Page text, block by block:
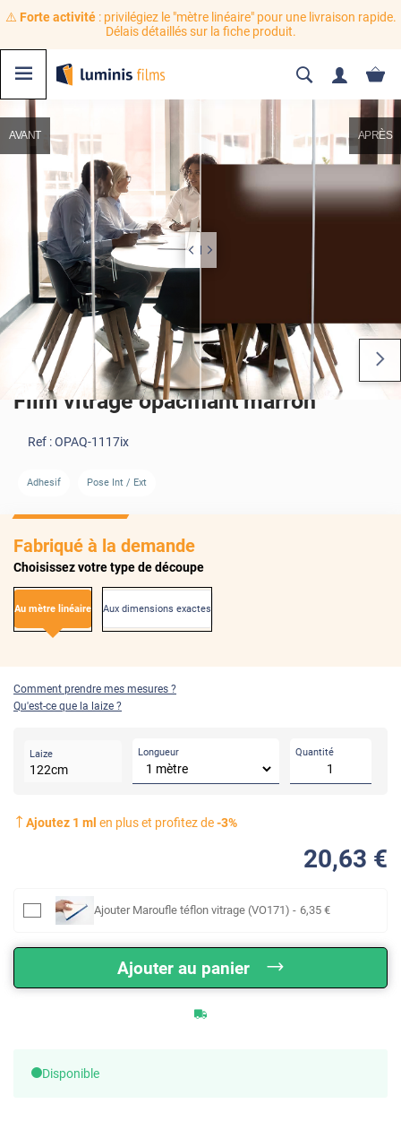
⚠️ Forte activité: privilégiez le "mètre linéaire" pour une livraison rapide.
Délais détaillés sur la fiche produit.
AVANT APRÈS
Film vitrage opacifiant marron
Ref :OPAQ-1117ix
Adhesif Pose Int / Ext
Fabriqué à la demande
Choisissez votre type de découpe
Au mètre linéaire Aux dimensions exactes
Comment prendre mes mesures ?
Qu'est-ce que la laize ?
Laize
122cm
Longueur Quantité
Ajoutez 1 ml en plus et profitez de-3%
20,63 €
Ajouter Maroufle téflon vitrage (VO171) - 6,35 €
Ajouter au panier
Disponible